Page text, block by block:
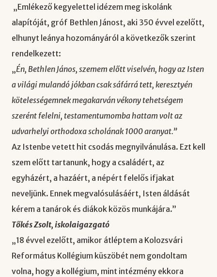
„Emlékező kegyelettel idézem meg iskolánk
alapítóját, gróf Bethlen Jánost, aki 350 évvel ezelőtt,
elhunyt leánya hozományáról a következők szerint
rendelkezett:
„Én, Bethlen János, szemem előtt viselvén, hogy az Isten
a világi mulandó jókban csak sáfárrá tett, keresztyén
kötelességemnek megakarván vékony tehetségem
szerént felelni, testamentumomba hattam volt az
udvarhelyi orthodoxa scholának 1000 aranyat.”
Az Istenbe vetett hit csodás megnyilvánulása. Ezt kell
szem előtt tartanunk, hogy a családért, az
egyházért, a hazáért, a népért felelős ifjakat
neveljünk. Ennek megvalósulásáért, Isten áldását
kérem a tanárok és diákok közös munkájára.”
Tőkés Zsolt, iskolaigazgató
„18 évvel ezelőtt, amikor átléptem a Kolozsvári
Református Kollégium küszöbét nem gondoltam
volna, hogy a kollégium, mint intézmény ekkora